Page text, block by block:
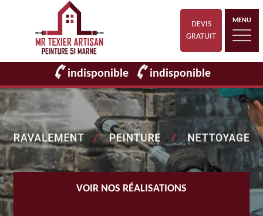
DEVIS
GRATUIT
MENU
indisponible indisponible
VOIR NOS RÉALISATIONS